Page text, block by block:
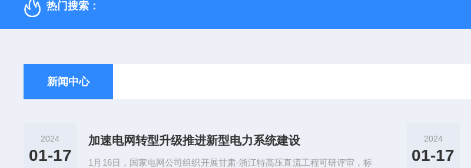
热门搜索：
新闻中心
2024
01-17
加速电网转型升级推进新型电力系统建设
1月16日，国家电网公司组织开展甘肃-浙江特高压直流工程可研评审，标
2024
01-17